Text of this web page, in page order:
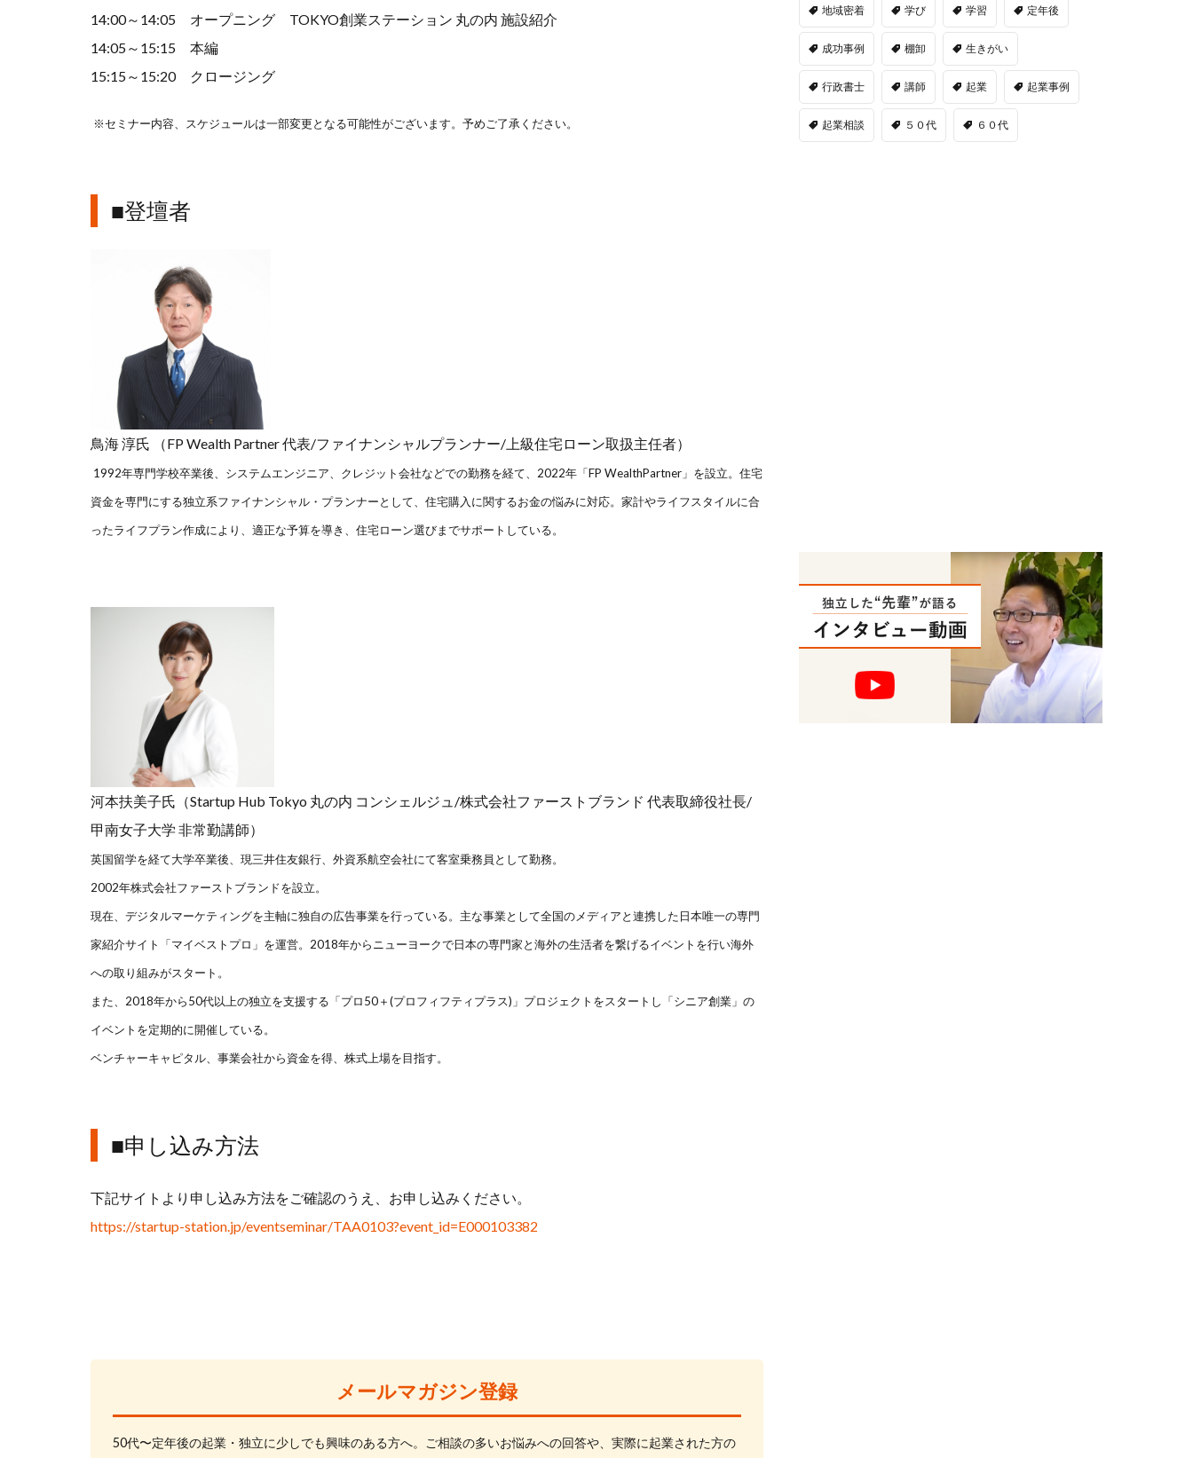
14:00～14:05 オープニング TOKYO創業ステーション 丸の内 施設紹介
14:05～15:15 本編
15:15～15:20 クロージング
※セミナー内容、スケジュールは一部変更となる可能性がございます。予めご了承ください。
■登壇者
鳥海 淳氏 （FP Wealth Partner 代表/ファイナンシャルプランナー/上級住宅ローン取扱主任者）
1992年専門学校卒業後、システムエンジニア、クレジット会社などでの勤務を経て、2022年「FP WealthPartner」を設立。住宅
資金を専門にする独立系ファイナンシャル・プランナーとして、住宅購入に関するお金の悩みに対応。家計やライフスタイルに合
ったライフプラン作成により、適正な予算を導き、住宅ローン選びまでサポートしている。
河本扶美子氏（Startup Hub Tokyo 丸の内 コンシェルジュ/株式会社ファーストブランド 代表取締役社長/
甲南女子大学 非常勤講師）
英国留学を経て大学卒業後、現三井住友銀行、外資系航空会社にて客室乗務員として勤務。
2002年株式会社ファーストブランドを設立。
現在、デジタルマーケティングを主軸に独自の広告事業を行っている。主な事業として全国のメディアと連携した日本唯一の専門
家紹介サイト「マイベストプロ」を運営。2018年からニューヨークで日本の専門家と海外の生活者を繋げるイベントを行い海外
への取り組みがスタート。
また、2018年から50代以上の独立を支援する「プロ50＋(プロフィフティプラス)」プロジェクトをスタートし「シニア創業」の
イベントを定期的に開催している。
ベンチャーキャピタル、事業会社から資金を得、株式上場を目指す。
■申し込み方法
下記サイトより申し込み方法をご確認のうえ、お申し込みください。
https://startup-station.jp/eventseminar/TAA0103?event_id=E000103382
メールマガジン登録
50代〜定年後の起業・独立に少しでも興味のある方へ。ご相談の多いお悩みへの回答や、実際に起業された方の
地域密着 学び 学習 定年後
成功事例 棚卸 生きがい
行政書士 講師 起業 起業事例
起業相談 ５０代 ６０代